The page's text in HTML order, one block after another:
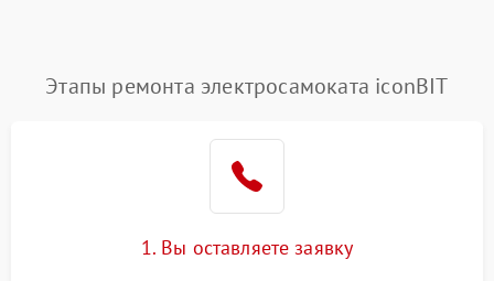
Этапы ремонта электросамоката iconBIT
1. Вы оставляете заявку